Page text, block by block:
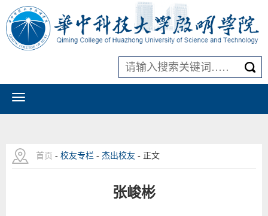
首页 - 校友专栏 - 杰出校友 - 正文
张峻彬